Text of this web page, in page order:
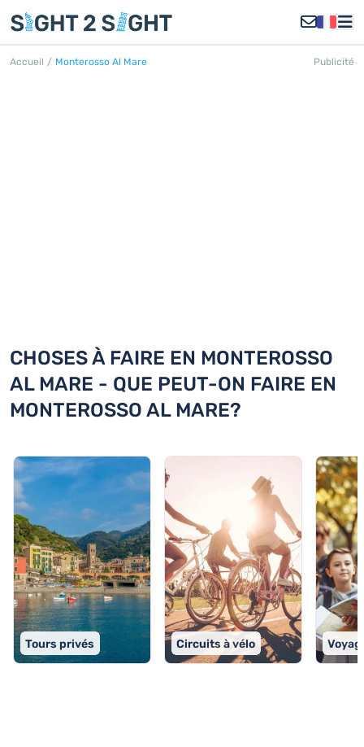
Accueil / Monterosso Al Mare Publicité
CHOSES À FAIRE EN MONTEROSSO
AL MARE - QUE PEUT-ON FAIRE EN
MONTEROSSO AL MARE?
Tours privés Circuits à vélo